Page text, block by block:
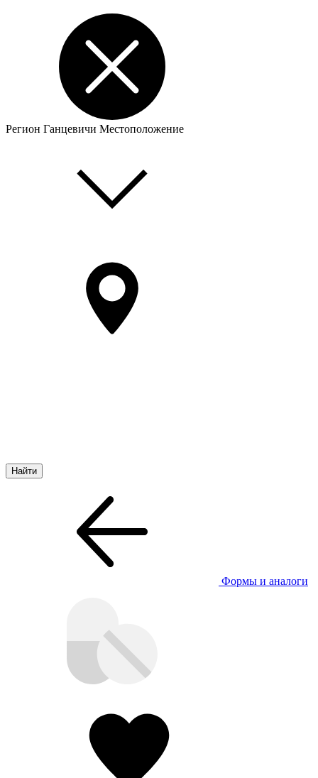
Регион Ганцевичи Местоположение
Формы и аналоги